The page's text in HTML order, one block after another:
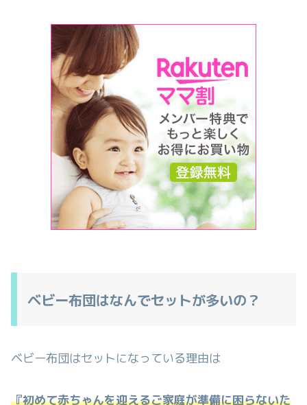
ベビー布団はなんでセットが多いの？
ベビー布団はセットになっている理由は
『初めて赤ちゃんを迎えるご家庭が準備に困らないた